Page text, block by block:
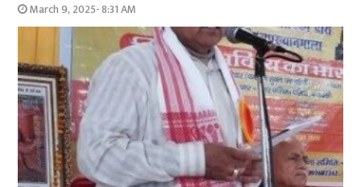
March 9, 2025- 8:31 AM